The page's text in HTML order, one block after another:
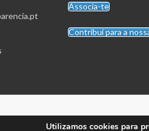
Associa-te
Contribui para a
Utilizamos cookies para